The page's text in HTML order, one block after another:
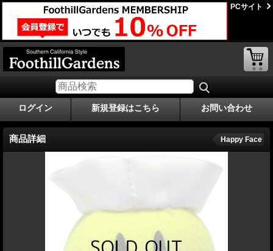
PCサイト
ログイン 新規登録はこちら お問い合わせ
商品詳細 Happy Face